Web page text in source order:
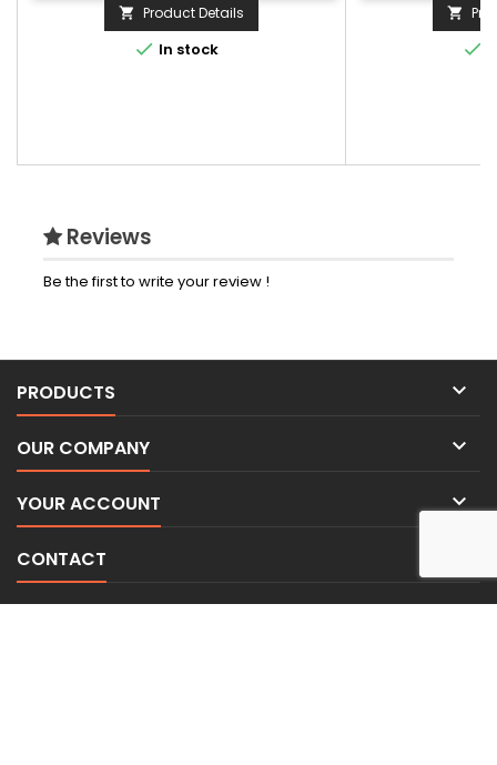
 Product Details
 In stock


Reviews
Be the first to write your review !
PRODUCTS 
OUR COMPANY 
YOUR ACCOUNT 
CONTACT